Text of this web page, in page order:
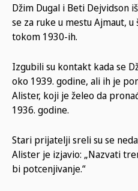
Džim Dugal i Beti Dejvidson
se za ruke u mestu Ajmaut,
tokom 1930-ih.
Izgubili su kontakt kada se
oko 1939. godine, ali ih je
Alister, koji je želeo da
1936. godine.
Stari prijatelji sreli su se
Alister je izjavio: „Nazvati
bi potcenjivanje.“